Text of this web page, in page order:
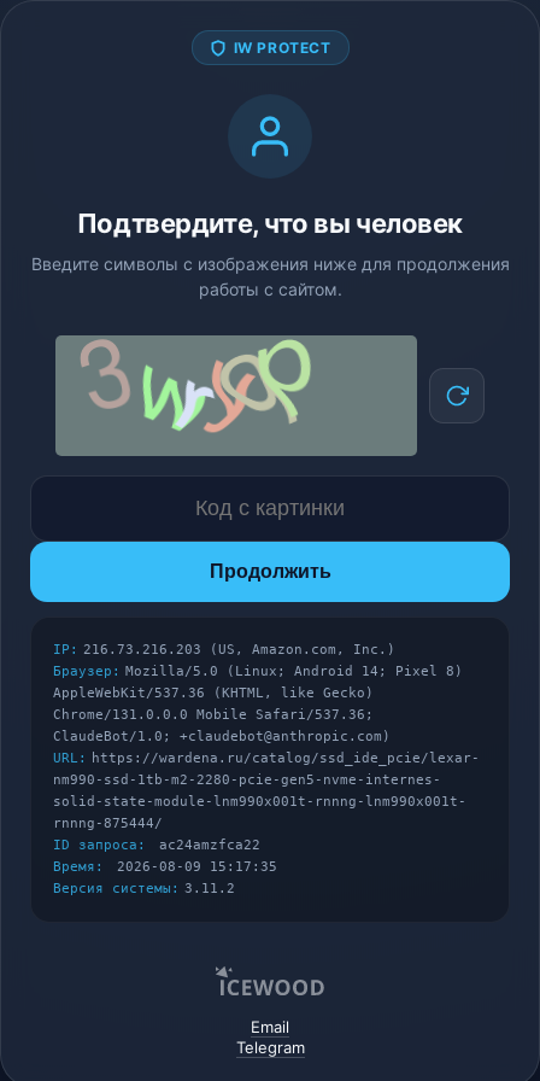
IW PROTECT
Подтвердите, что вы человек
Введите символы с изображения ниже для продолжения
работы с сайтом.
Продолжить
IP: 216.73.216.203 (US, Amazon.com, Inc.)
Браузер: Mozilla/5.0 (Linux; Android 14; Pixel 8)
AppleWebKit/537.36 (KHTML, like Gecko)
Chrome/131.0.0.0 Mobile Safari/537.36;
ClaudeBot/1.0; +claudebot@anthropic.com)
URL:
https://wardena.ru/catalog/ssd_ide_pcie/lexar-
nm990-ssd-1tb-m2-2280-pcie-gen5-nvme-internes-
solid-state-module-lnm990x001t-rnnng-lnm990x001t-
rnnng-875444/
ID запроса:
ac24amzfca22
Время:
2026-08-09 15:17:35
Версия системы: 3.11.2
Email
Telegram